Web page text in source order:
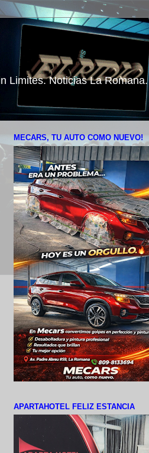
Limites. Noticias La Romana.
MECARS, TU AUTO COMO NUEVO!
APARTAHOTEL FELIZ ESTANCIA